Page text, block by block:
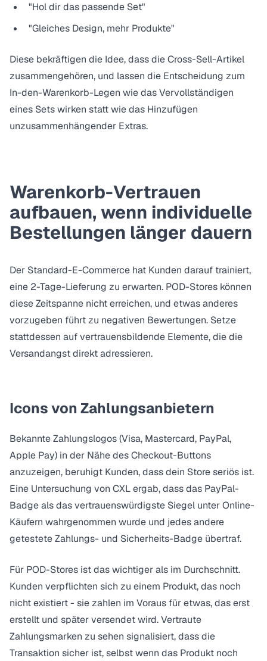
"Hol dir das passende Set"
"Gleiches Design, mehr Produkte"
Diese bekräftigen die Idee, dass die Cross-Sell-Artikel
zusammengehören, und lassen die Entscheidung zum
In-den-Warenkorb-Legen wie das Vervollständigen
eines Sets wirken statt wie das Hinzufügen
unzusammenhängender Extras.
Warenkorb-Vertrauen
aufbauen, wenn individuelle
Bestellungen länger dauern
Der Standard-E-Commerce hat Kunden darauf trainiert,
eine 2-Tage-Lieferung zu erwarten. POD-Stores können
diese Zeitspanne nicht erreichen, und etwas anderes
vorzugeben führt zu negativen Bewertungen. Setze
stattdessen auf vertrauensbildende Elemente, die die
Versandangst direkt adressieren.
Icons von Zahlungsanbietern
Bekannte Zahlungslogos (Visa, Mastercard, PayPal,
Apple Pay) in der Nähe des Checkout-Buttons
anzuzeigen, beruhigt Kunden, dass dein Store seriös ist.
Eine Untersuchung von CXLergab, dass das PayPal-
Badge als das vertrauenswürdigste Siegel unter Online-
Käufern wahrgenommen wurde und jedes andere
getestete Zahlungs- und Sicherheits-Badge übertraf.
Für POD-Stores ist das wichtiger als im Durchschnitt.
Kunden verpflichten sich zu einem Produkt, das noch
nicht existiert - sie zahlen im Voraus für etwas, das erst
erstellt und später versendet wird. Vertraute
Zahlungsmarken zu sehen signalisiert, dass die
Transaktion sicher ist, selbst wenn das Produkt noch